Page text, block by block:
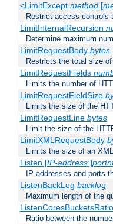
<LimitExcept method[
Restrict access controls
LimitInternalRecursion
Determine maximum
LimitRequestBody bytes
Restricts the total size
LimitRequestFields
Limits the number of
LimitRequestFieldSize
Limits the size of the
LimitRequestLine bytes
Limit the size of the
LimitXMLRequestBody
Limits the size of an
Listen [IP-address:]
IP addresses and ports
ListenBackLog backlog
Maximum length of the
ListenCoresBucketsRatio
Ratio between the